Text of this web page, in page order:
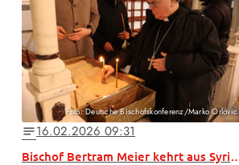
Foto: Deutsche Bischofskonferenz/Marko Orlovic
notes16.02.2026 09:31
Bischof Bertram Meier